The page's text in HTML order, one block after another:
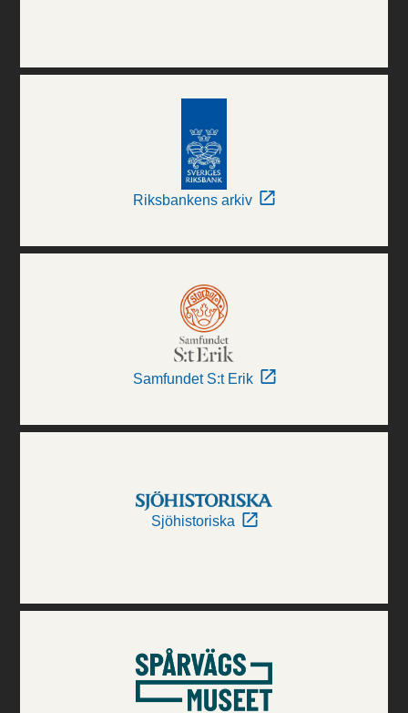
Riksbankens arkiv
Samfundet S:t Erik
Sjöhistoriska